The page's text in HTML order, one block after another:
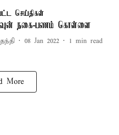
செய்திகள்
நகை-பணம் கொள்ளை
08 Jan 2022 1 min read
More